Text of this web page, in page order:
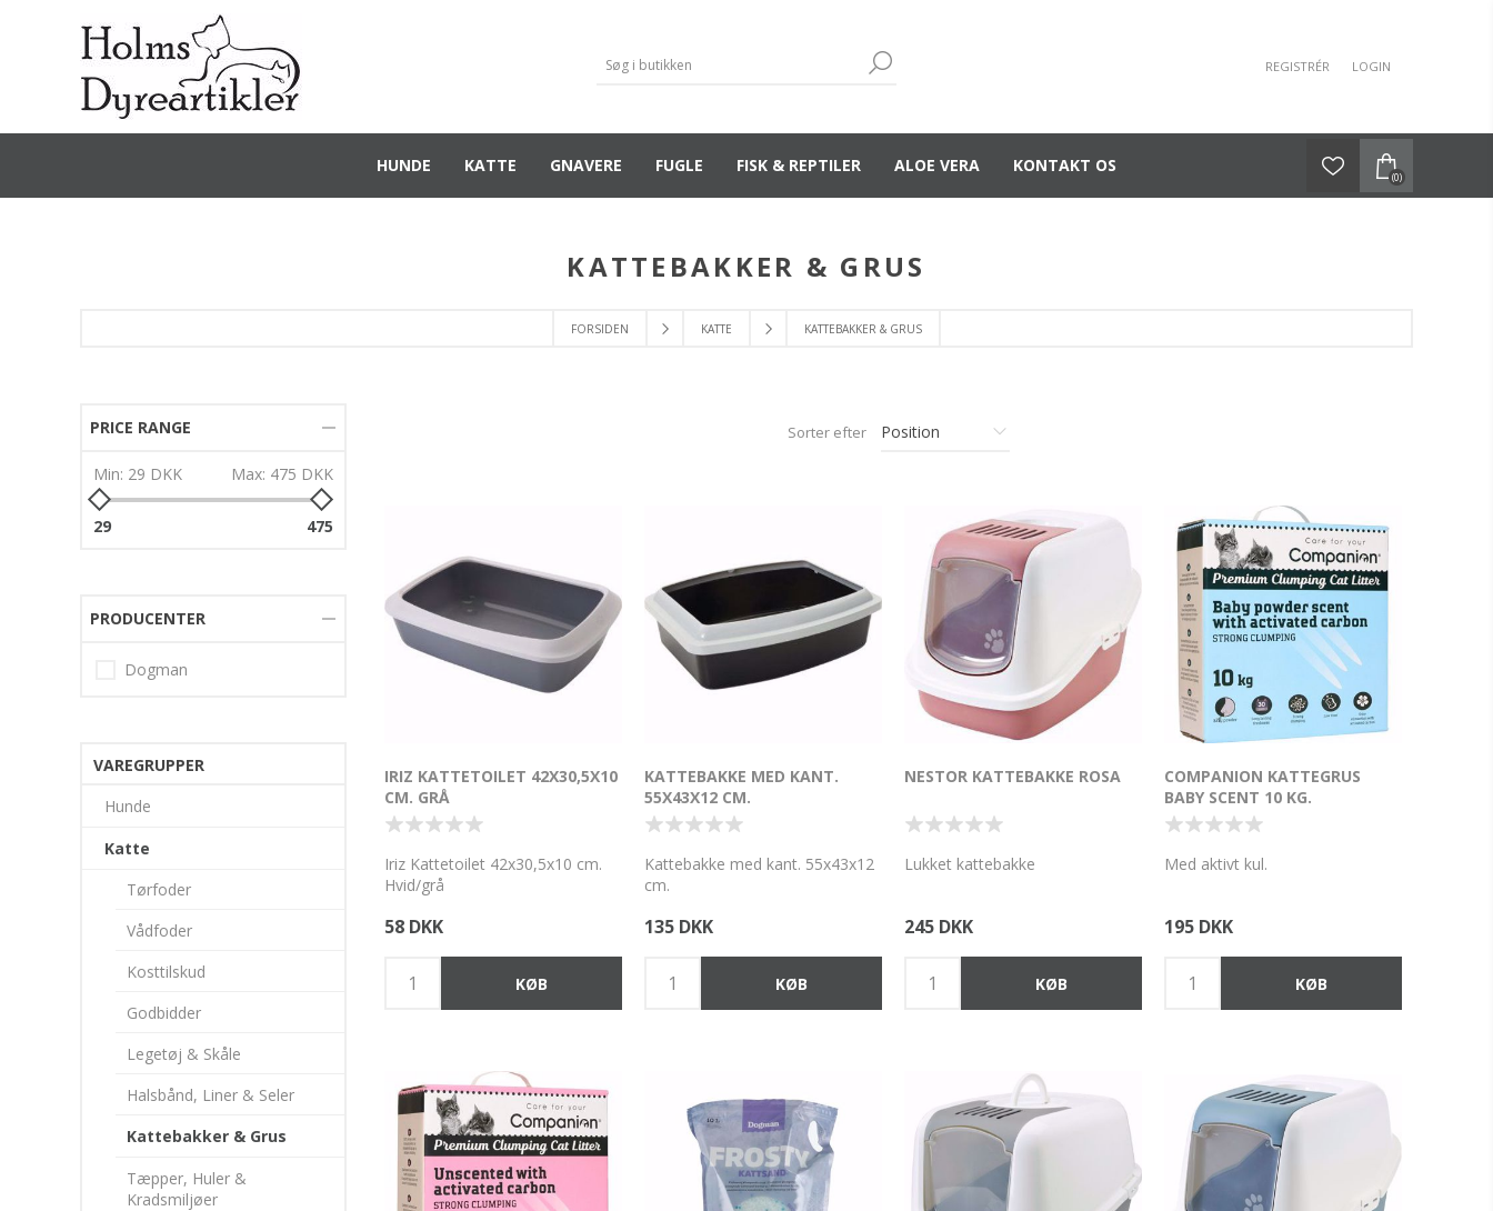
REGISTRÉR LOGIN
HUNDE KATTE GNAVERE FUGLE FISK & REPTILER ALOE VERA KONTAKT OS
(0)
FORSIDEN KATTE KATTEBAKKER & GRUS
KATTEBAKKER & GRUS
Sorter efter
IRIZ KATTETOILET 42X30,5X10
CM. GRÅ
Iriz Kattetoilet 42x30,5x10 cm.
Hvid/grå
58 DKK
KATTEBAKKE MED KANT.
55X43X12 CM.
Kattebakke med kant. 55x43x12
cm.
135 DKK
NESTOR KATTEBAKKE ROSA
Lukket kattebakke
245 DKK
COMPANION KATTEGRUS
BABY SCENT 10 KG.
Med aktivt kul.
195 DKK
PRICE RANGE
Min: 29 DKK Max: 475 DKK
29 475
PRODUCENTER
Dogman
VAREGRUPPER
Hunde
Katte
Tørfoder
Vådfoder
Kosttilskud
Godbidder
Legetøj & Skåle
Halsbånd, Liner & Seler
Kattebakker & Grus
Tæpper, Huler &
Kradsmiljøer